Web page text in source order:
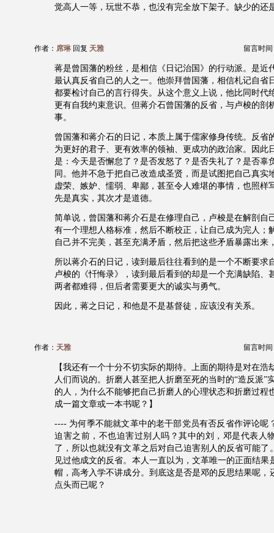
觉高人一等，玩世不恭，也没有完全放下架子。缺少的还
作者： 席琳 回复 天雅 留言时间
蒋是曾国藩的粉丝，是相信《日记治国》的行动派。是近
最认真反省自己的人之一。他崇拜曾国藩，相信札记自省
都要检讨自己的言行得失。从这个意义上说，他比同时代
更有自我约束意识。但蒋介石曾国藩的反省，与卢梭的剖
事。
曾国藩和蒋介石的日记，本质上属于儒家修身传统。反省
为更好的君子、更有效率的领袖、更成功的政治家。因此
是：今天是否懈怠了？是否发怒了？是否失礼了？是否辜
同。他并不急于把自己改造成圣贤，而是试图把自己真实
虚荣、嫉妒、懦弱、卑鄙，甚至令人难堪的事情，也照样
先是真实，其次才是道德。
简单说，曾国藩和蒋介石是在修理自己，卢梭是在解剖自
有一个理想人格标准，然后不断校正，让自己成为完人；
自己并不完美，甚至充满矛盾，然后把这些矛盾暴露出来
所以蒋介石的日记，读到最后往往看到的是一个不断要求
卢梭的《忏悔录》，读到最后看到的却是一个充满缺陷、
两者都难得，但后者需要更大的诚实与勇气。
因此，蒋之日记，和他是不是基督徒，应该没有关系。
作者： 天雅 留言时间
【我还有一个十分不切实际的期待。上面的期待是对在浩
人们而说的。折磨人甚至把人折磨至死的当时的“造反派”
的人，为什么不能够把自己折磨人的心理状态和折磨过程
成一篇文章或一本书呢？】
---- 为何季不能就文革中的老干部党员有否反省作评论呢
迫害之前，不也迫害过别人吗？其中的刘，邓是代表人
了，所以也就没有文革之后对自己迫害别人的反省可能了
见过他成文的反省。本人一直以为，文革唯一的正面结果
帽，高考入学不讲成分。到底这是否是邓的反思结果呢，
点头而已呢？